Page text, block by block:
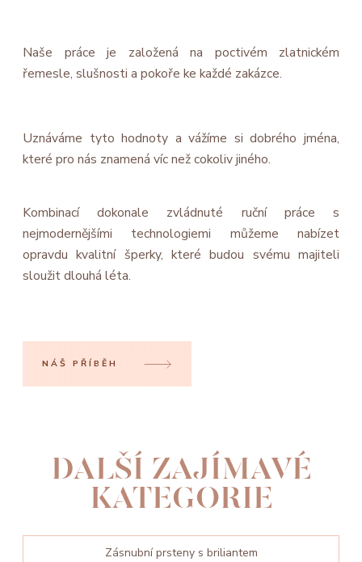
Naše práce je založená na poctivém zlatnickém
řemesle, slušnosti a pokoře ke každé zakázce.
Uznáváme tyto hodnoty a vážíme si dobrého jména,
které pro nás znamená víc než cokoliv jiného.
Kombinací dokonale zvládnuté ruční práce s
nejmodernějšími technologiemi můžeme nabízet
opravdu kvalitní šperky, které budou svému majiteli
sloužit dlouhá léta.
NÁŠ PŘÍBĚH
DALŠÍ ZAJÍMAVÉ
KATEGORIE
Zásnubní prsteny s briliantem